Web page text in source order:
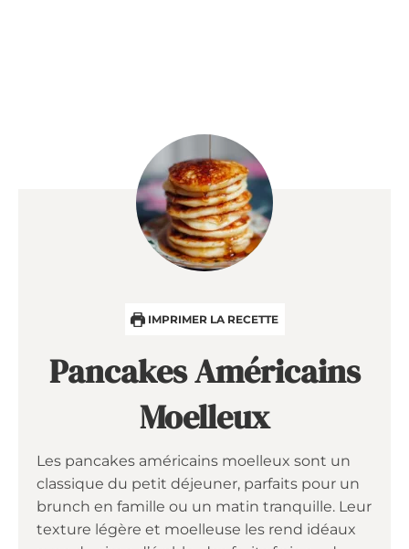
IMPRIMER LA RECETTE
Pancakes Américains
Moelleux
Les pancakes américains moelleux sont un
classique du petit déjeuner, parfaits pour un
brunch en famille ou un matin tranquille. Leur
texture légère et moelleuse les rend idéaux